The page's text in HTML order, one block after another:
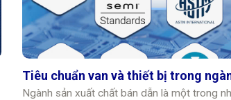
Tiêu chuẩn van và thiết bị trong
Ngành sản xuất chất bán dẫn là một trong